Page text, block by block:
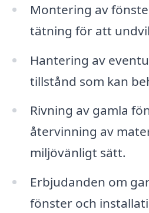
Montering av
tätning för att
Hantering av
tillstånd som kan
Rivning av gamla
återvinning av
miljövänligt sätt.
Erbjudanden om
fönster och